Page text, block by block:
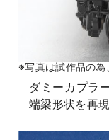
※写真は試作品の為
ダミーカプラ
端梁形状を再